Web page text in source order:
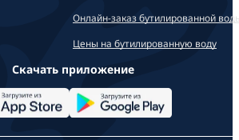
Онлайн-заказ бутилированной
Цены на бутилированную воду
Скачать приложение